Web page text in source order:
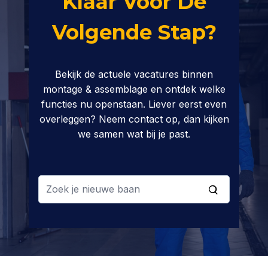
Volgende Stap?
Bekijk de actuele vacatures binnen
montage & assemblage en ontdek welke
functies nu openstaan. Liever eerst even
overleggen? Neem contact op, dan kijken
we samen wat bij je past.